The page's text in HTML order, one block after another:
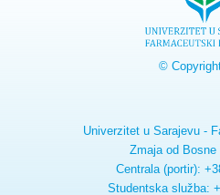
©
Univerzitet u Sarajevu -
Zmaja od Bosne
Centrala (portir):
Studentska služba: